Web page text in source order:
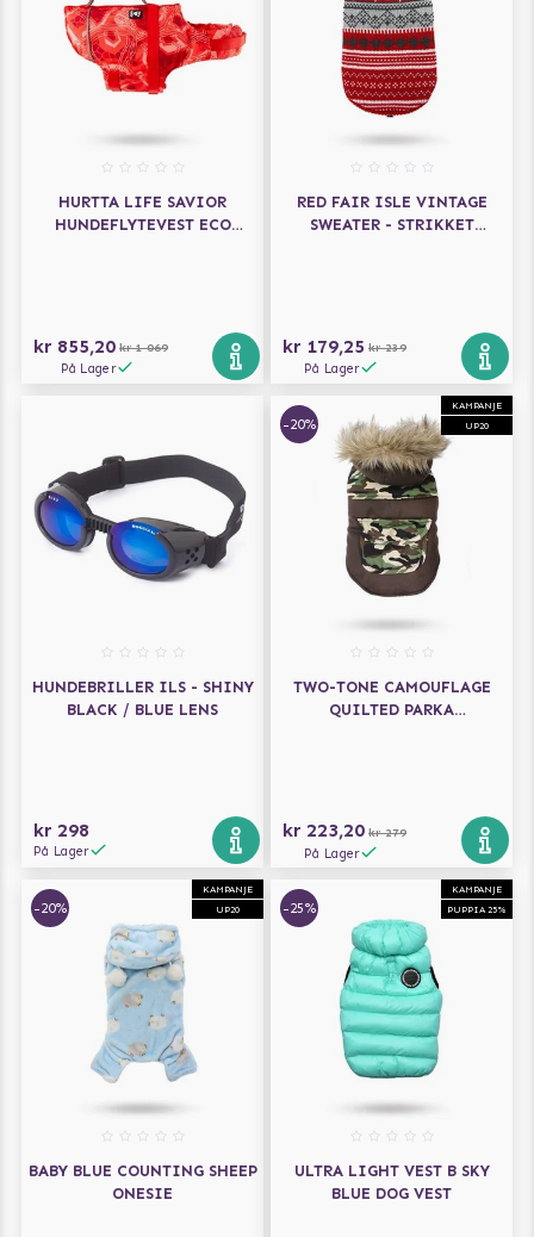
HURTTA LIFE SAVIOR
HUNDEFLYTEVEST ECO
kr 855,20 kr 1 069
På Lager
RED FAIR ISLE VINTAGE
SWEATER - STRIKKET
kr 179,25 kr 239
På Lager
HUNDEBRILLER ILS - SHINY
BLACK / BLUE LENS
kr 298
På Lager
KAMPANJE
UP20
-20%
TWO-TONE CAMOUFLAGE
QUILTED PARKA
kr 223,20 kr 279
På Lager
KAMPANJE
UP20
-20%
BABY BLUE COUNTING SHEEP
ONESIE
KAMPANJE
PUPPIA 25%
-25%
ULTRA LIGHT VEST B SKY
BLUE DOG VEST